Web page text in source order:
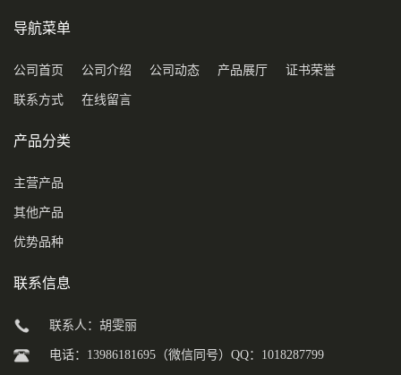
导航菜单
公司首页 公司介绍 公司动态 产品展厅 证书荣誉
联系方式 在线留言
产品分类
主营产品
其他产品
优势品种
联系信息
联系人：胡雯丽
电话：13986181695（微信同号）QQ：1018287799